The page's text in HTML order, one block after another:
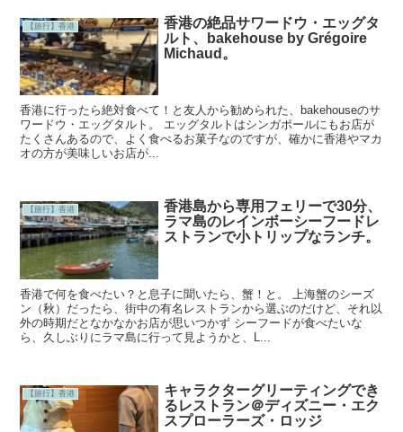
【旅行】香港
香港の絶品サワードウ・エッグタ
ルト、bakehouse by Grégoire
Michaud。
香港に行ったら絶対食べて！と友人から勧められた、bakehouseのサ
ワードウ・エッグタルト。 エッグタルトはシンガポールにもお店が
たくさんあるので、よく食べるお菓子なのですが、確かに香港やマカ
オの方が美味しいお店が...
【旅行】香港
香港島から専用フェリーで30分、
ラマ島のレインボーシーフードレ
ストランで小トリップなランチ。
香港で何を食べたい？と息子に聞いたら、蟹！と。 上海蟹のシーズ
ン（秋）だったら、街中の有名レストランから選ぶのだけど、それ以
外の時期だとなかなかお店が思いつかず シーフードが食べたいな
ら、久しぶりにラマ島に行って見ようかと、L...
【旅行】香港
キャラクターグリーティングでき
るレストラン＠ディズニー・エク
スプローラーズ・ロッジ